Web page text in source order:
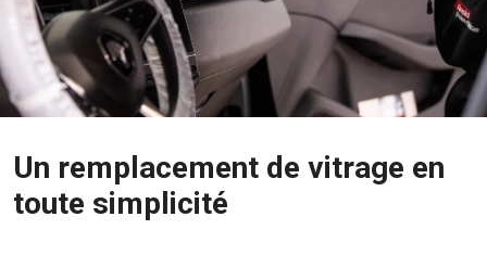
Un remplacement de vitrage en
toute simplicité